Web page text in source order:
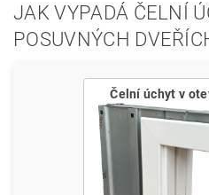
JAK VYPADÁ ČELNÍ
POSUVNÝCH
Čelní úchyt v